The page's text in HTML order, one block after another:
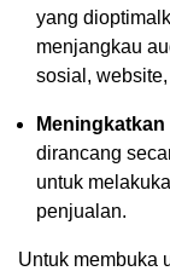
yang
menjangkau
sosial,
dirancang
untuk
penjualan.
Untuk membuka